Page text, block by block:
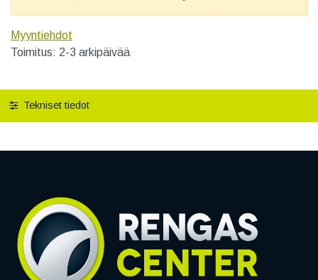
Myyntiehdot
Toimitus: 2-3 arkipäivää
Tekniset tiedot